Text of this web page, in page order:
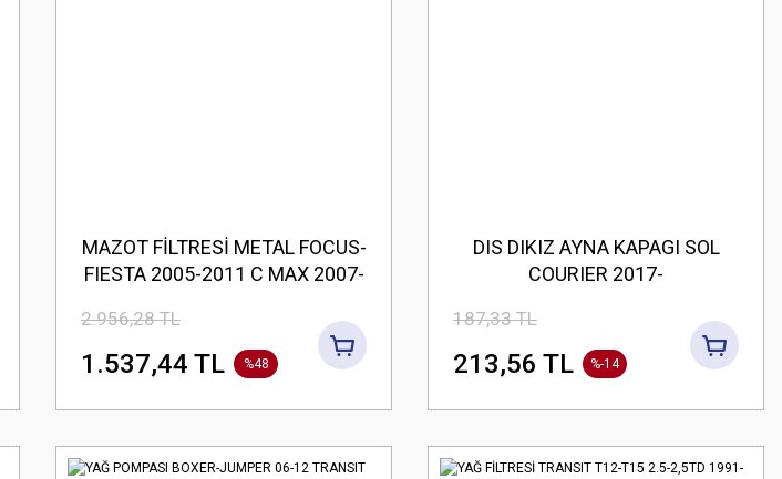
MAZOT FİLTRESİ METAL FOCUS-
FIESTA 2005-2011 C MAX 2007-
2.956,28 TL
1.537,44 TL %48
DIS DIKIZ AYNA KAPAGI SOL
COURIER 2017-
187,33 TL
213,56 TL %-14